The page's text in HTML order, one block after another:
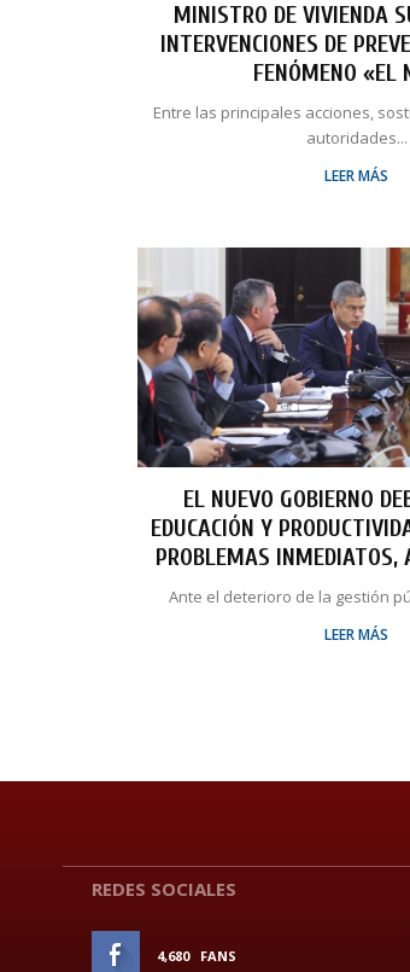
MINISTRO DE VIVIENDA
INTERVENCIONES DE
FENÓMENO «EL
Entre las principales acciones,
autoridades...
LEER MÁS
EL NUEVO GOBIERNO
EDUCACIÓN Y
PROBLEMAS INMEDIATOS,
Ante el deterioro de la gestión
LEER MÁS
REDES SOCIALES
4,680 FANS